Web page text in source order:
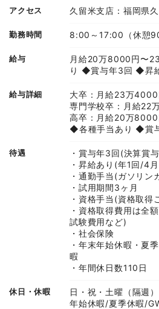
アクセス 久留米支店：福岡県
勤務時間 8:00～17:00（休憩
給与
月給20万8000円〜
り ◆賞与年3回 ◆昇
給与詳細
大卒：月給23万
専門学校卒：月給22
高卒：月給20万8000
◆各種手当あり ◆賞
待遇
・賞与年3回(決算賞
・昇給あり(年1回/4
・通勤手当(ガソリン
・試用期間3ヶ月
・資格手当(資格取得
・資格取得費用は全
試験費用など)
・社会保険
・年末年始休暇・夏
暇
・年間休日数110日
休日・休暇
日・祝・土曜（隔週
年始休暇/夏季休暇/